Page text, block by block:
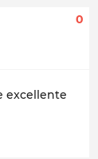
0
excellente